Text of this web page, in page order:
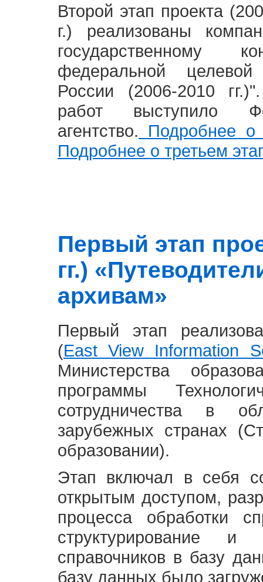
Второй этап проекта
г.) реализованы
государственному
федеральной
России (2006-2010
работ выступило
агентство. Подробнее о
Подробнее о третьем
Первый этап
гг.)
архивам»
Первый этап
(East View Information
Министерства
программы
сотрудничества в
зарубежных странах
образовании).
Этап включал в себя
открытым доступом,
процесса обработки
структурирование и
справочников в базу
базу данных было